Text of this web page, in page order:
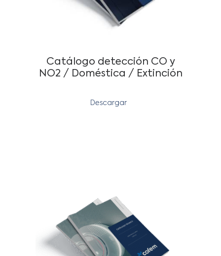
Catálogo detección CO y
NO2 / Doméstica / Extinción
Descargar